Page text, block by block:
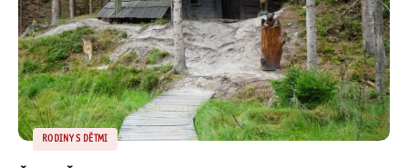
RODINY S DĚTMI